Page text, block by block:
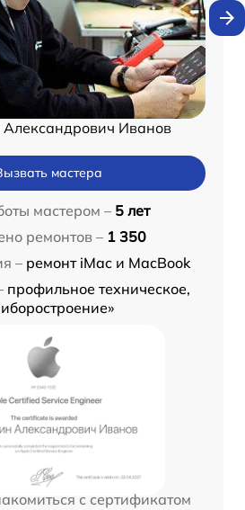
Александрович Иванов
мастера
мастером – 5 лет
ремонтов – 1 350
– ремонт iMac и MacBook
профильное техническое,
с сертификатом